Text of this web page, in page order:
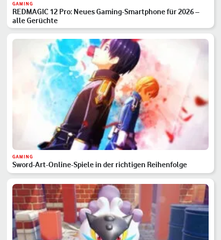
GAMING
REDMAGIC 12 Pro: Neues Gaming-Smartphone für 2026 –
alle Gerüchte
GAMING
Sword-Art-Online-Spiele in der richtigen Reihenfolge